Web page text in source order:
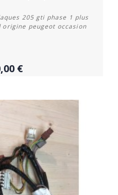
205 gti phase 1 plus
peugeot occasion
€